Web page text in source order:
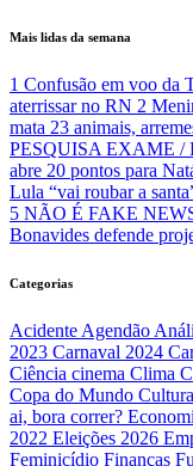
Mais lidas da semana
1 Confusão em voo da
aterrissar no RN 2
mata 23 animais,
PESQUISA EXAME /
abre 20 pontos para
Lula “vai roubar a
5 NÃO É FAKE
Bonavides defende
Categorias
Acidente Agendão
2023 Carnaval 2024
Ciência cinema Clima
Copa do Mundo Cultura
ai, bora correr?
2022 Eleições 2026
Feminicídio Finanças